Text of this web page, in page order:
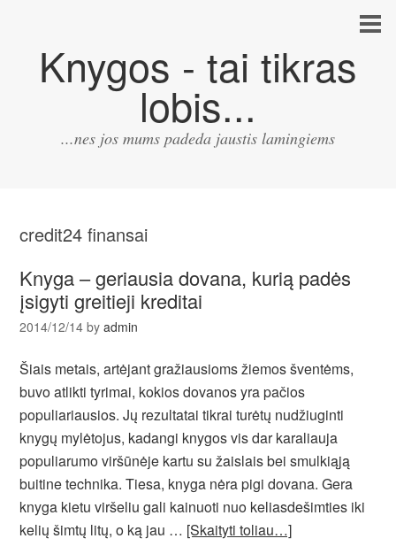
Knygos - tai tikras
lobis...
...nes jos mums padeda jaustis lamingiems
credit24 finansai
Knyga – geriausia dovana, kurią padės
įsigyti greitieji kreditai
2014/12/14 byadmin
Šiais metais, artėjant gražiausioms žiemos šventėms,
buvo atlikti tyrimai, kokios dovanos yra pačios
populiariausios. Jų rezultatai tikrai turėtų nudžiuginti
knygų mylėtojus, kadangi knygos vis dar karaliauja
populiarumo viršūnėje kartu su žaislais bei smulkiąją
buitine technika. Tiesa, knyga nėra pigi dovana. Gera
knyga kietu viršeliu gali kainuoti nuo keliasdešimties iki
kelių šimtų litų, o ką jau … [Skaityti toliau…]